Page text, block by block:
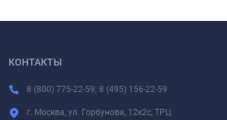
КОНТАКТЫ
8 (800) 775-22-59; 8 (495) 156-22-59
г. Москва, ул. Горбунова, 12к2с, ТРЦ